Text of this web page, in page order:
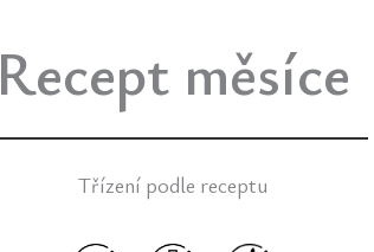
Recept měsíce
Třízení podle receptu